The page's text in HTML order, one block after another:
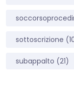
sottoscrizione
subappalto (21)